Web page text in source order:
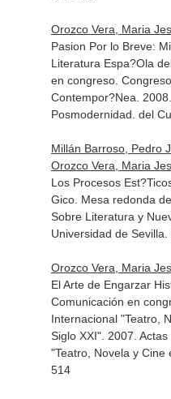
Orozco Vera, Maria
Pasion Por lo Breve:
Literatura Espa?Ola
en congreso.
Contempor?Nea.
Posmodernidad. del
Millán Barroso, Pedro
Orozco Vera, Maria
Los Procesos
Gico. Mesa redonda
Sobre Literatura y
Universidad de Sevilla.
Orozco Vera, Maria
El Arte de Engarzar
Comunicación en
Internacional "Teatro,
Siglo XXI". 2007.
"Teatro, Novela y Cine
514